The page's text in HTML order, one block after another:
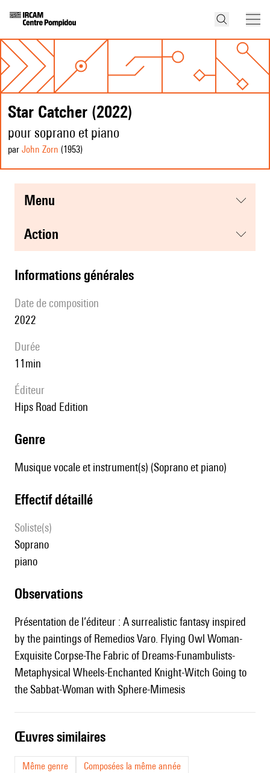
Star Catcher (2022)
pour soprano et piano
par John Zorn (1953)
menu
action
informations générales
date de composition
2022
durée
11min
éditeur
Hips Road Edition
genre
Musique vocale et instrument(s) (Soprano et piano)
effectif détaillé
Soliste(s)
soprano
piano
observations
Présentation de l’éditeur : A surrealistic fantasy inspired
by the paintings of Remedios Varo. Flying Owl Woman-
Exquisite Corpse-The Fabric of Dreams-Funambulists-
Metaphysical Wheels-Enchanted Knight-Witch Going to
the Sabbat-Woman with Sphere-Mimesis
œuvres similaires
Même genre
Composées la même année